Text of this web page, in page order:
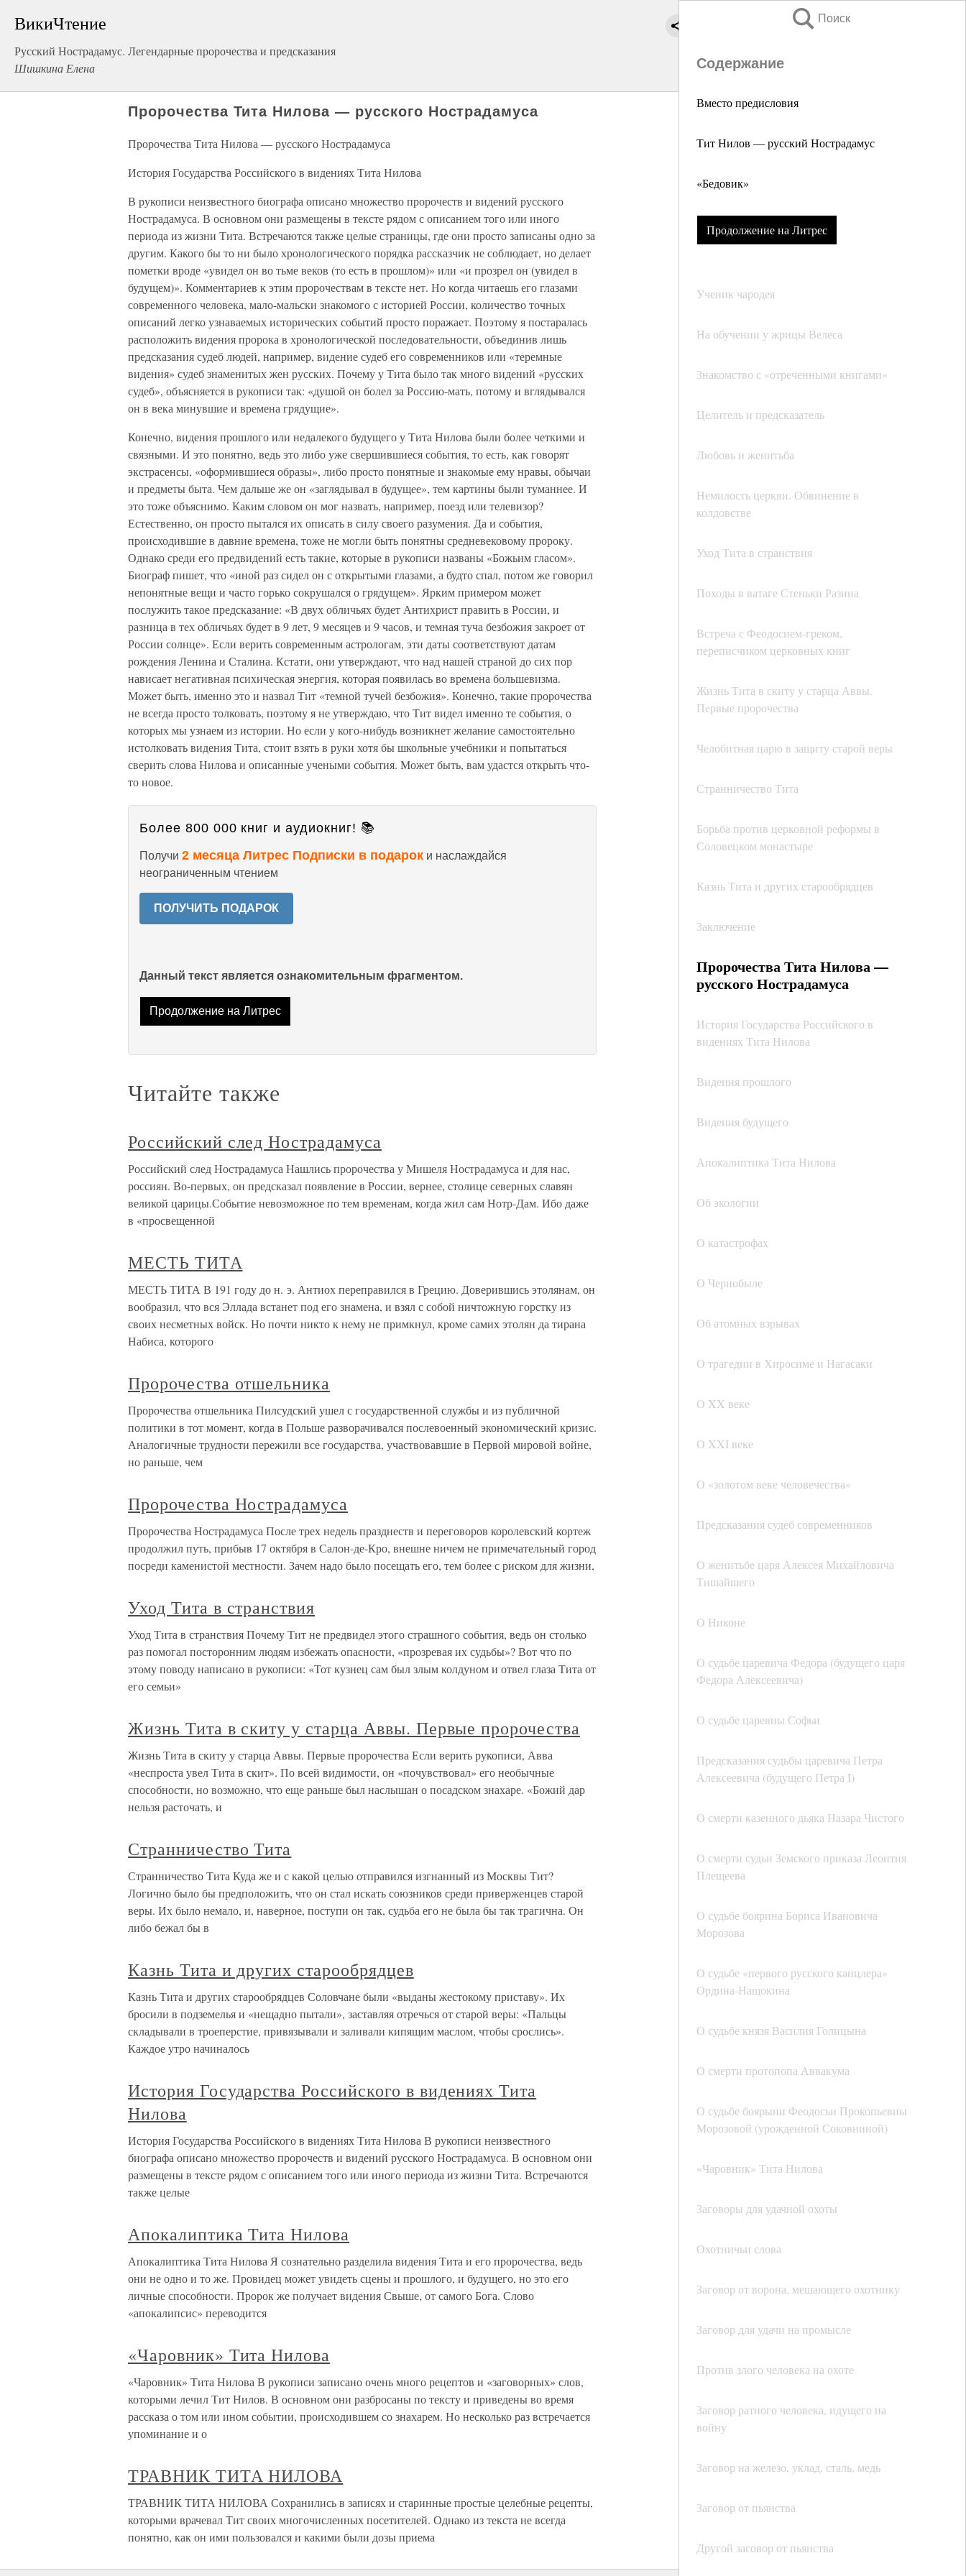
ВикиЧтение
Русский Нострадамус. Легендарные пророчества и предсказания
Шишкина Елена
Поиск
Содержание
Вместо предисловия
Тит Нилов — русский Нострадамус
«Бедовик»
Продолжение на Литрес
Ученик чародея
На обучении у жрицы Велеса
Знакомство с «отреченными книгами»
Целитель и предсказатель
Любовь и женитьба
Немилость церкви. Обвинение в
колдовстве
Уход Тита в странствия
Походы в ватаге Стеньки Разина
Встреча с Феодосием-греком,
переписчиком церковных книг
Жизнь Тита в скиту у старца Аввы.
Первые пророчества
Челобитная царю в защиту старой веры
Странничество Тита
Борьба против церковной реформы в
Соловецком монастыре
Казнь Тита и других старообрядцев
Заключение
Пророчества Тита Нилова —
русского Нострадамуса
История Государства Российского в
видениях Тита Нилова
Видения прошлого
Видения будущего
Апокалиптика Тита Нилова
Об экологии
О катастрофах
О Чернобыле
Об атомных взрывах
О трагедии в Хиросиме и Нагасаки
О XX веке
О XXI веке
О «золотом веке человечества»
Предсказания судеб современников
О женитьбе царя Алексея Михайловича
Тишайшего
О Никоне
О судьбе царевича Федора (будущего царя
Федора Алексеевича)
О судьбе царевны Софьи
Предсказания судьбы царевича Петра
Алексеевича (будущего Петра I)
О смерти казенного дьяка Назара Чистого
О смерти судьи Земского приказа Леонтия
Плещеева
О судьбе боярина Бориса Ивановича
Морозова
О судьбе «первого русского канцлера»
Ордина-Нащокина
О судьбе князя Василия Голицына
О смерти протопопа Аввакума
О судьбе боярыни Феодосьи Прокопьевны
Морозовой (урожденной Соковниной)
«Чаровник» Тита Нилова
Заговоры для удачной охоты
Охотничьи слова
Заговор от ворона, мешающего охотнику
Заговор для удачи на промысле
Против злого человека на охоте
Заговор ратного человека, идущего на
войну
Заговор на железо, уклад, сталь, медь
Заговор от пьянства
Другой заговор от пьянства
Пророчества Тита Нилова — русского Нострадамуса
Пророчества Тита Нилова — русского Нострадамуса
История Государства Российского в видениях Тита Нилова
В рукописи неизвестного биографа описано множество пророчеств и видений русского
Нострадамуса. В основном они размещены в тексте рядом с описанием того или иного
периода из жизни Тита. Встречаются также целые страницы, где они просто записаны одно за
другим. Какого бы то ни было хронологического порядка рассказчик не соблюдает, но делает
пометки вроде «увидел он во тьме веков (то есть в прошлом)» или «и прозрел он (увидел в
будущем)». Комментариев к этим пророчествам в тексте нет. Но когда читаешь его глазами
современного человека, мало-мальски знакомого с историей России, количество точных
описаний легко узнаваемых исторических событий просто поражает. Поэтому я постаралась
расположить видения пророка в хронологической последовательности, объединив лишь
предсказания судеб людей, например, видение судеб его современников или «теремные
видения» судеб знаменитых жен русских. Почему у Тита было так много видений «русских
судеб», объясняется в рукописи так: «душой он болел за Россию-мать, потому и вглядывался
он в века минувшие и времена грядущие».
Конечно, видения прошлого или недалекого будущего у Тита Нилова были более четкими и
связными. И это понятно, ведь это либо уже свершившиеся события, то есть, как говорят
экстрасенсы, «оформившиеся образы», либо просто понятные и знакомые ему нравы, обычаи
и предметы быта. Чем дальше же он «заглядывал в будущее», тем картины были туманнее. И
это тоже объяснимо. Каким словом он мог назвать, например, поезд или телевизор?
Естественно, он просто пытался их описать в силу своего разумения. Да и события,
происходившие в давние времена, тоже не могли быть понятны средневековому пророку.
Однако среди его предвидений есть такие, которые в рукописи названы «Божьим гласом».
Биограф пишет, что «иной раз сидел он с открытыми глазами, а будто спал, потом же говорил
непонятные вещи и часто горько сокрушался о грядущем». Ярким примером может
послужить такое предсказание: «В двух обличьях будет Антихрист править в России, и
разница в тех обличьях будет в 9 лет, 9 месяцев и 9 часов, и темная туча безбожия закроет от
России солнце». Если верить современным астрологам, эти даты соответствуют датам
рождения Ленина и Сталина. Кстати, они утверждают, что над нашей страной до сих пор
нависает негативная психическая энергия, которая появилась во времена большевизма.
Может быть, именно это и назвал Тит «темной тучей безбожия». Конечно, такие пророчества
не всегда просто толковать, поэтому я не утверждаю, что Тит видел именно те события, о
которых мы узнаем из истории. Но если у кого-нибудь возникнет желание самостоятельно
истолковать видения Тита, стоит взять в руки хотя бы школьные учебники и попытаться
сверить слова Нилова и описанные учеными события. Может быть, вам удастся открыть что-
то новое.
Более 800 000 книг и аудиокниг! 📚
Получи 2 месяца Литрес Подписки в подарок и наслаждайся
неограниченным чтением
ПОЛУЧИТЬ ПОДАРОК
Данный текст является ознакомительным фрагментом.
Продолжение на Литрес
Читайте также
Российский след Нострадамуса
Российский след Нострадамуса Нашлись пророчества у Мишеля Нострадамуса и для нас,
россиян. Во-первых, он предсказал появление в России, вернее, столице северных славян
великой царицы.Событие невозможное по тем временам, когда жил сам Нотр-Дам. Ибо даже
в «просвещенной
МЕСТЬ ТИТА
МЕСТЬ ТИТА В 191 году до н. э. Антиох переправился в Грецию. Доверившись этолянам, он
вообразил, что вся Эллада встанет под его знамена, и взял с собой ничтожную горстку из
своих несметных войск. Но почти никто к нему не примкнул, кроме самих этолян да тирана
Набиса, которого
Пророчества отшельника
Пророчества отшельника Пилсудский ушел с государственной службы и из публичной
политики в тот момент, когда в Польше разворачивался послевоенный экономический кризис.
Аналогичные трудности пережили все государства, участвовавшие в Первой мировой войне,
но раньше, чем
Пророчества Нострадамуса
Пророчества Нострадамуса После трех недель празднеств и переговоров королевский кортеж
продолжил путь, прибыв 17 октября в Салон-де-Кро, внешне ничем не примечательный город
посреди каменистой местности. Зачем надо было посещать его, тем более с риском для жизни,
Уход Тита в странствия
Уход Тита в странствия Почему Тит не предвидел этого страшного события, ведь он столько
раз помогал посторонним людям избежать опасности, «прозревая их судьбы»? Вот что по
этому поводу написано в рукописи: «Тот кузнец сам был злым колдуном и отвел глаза Тита от
его семьи»
Жизнь Тита в скиту у старца Аввы. Первые пророчества
Жизнь Тита в скиту у старца Аввы. Первые пророчества Если верить рукописи, Авва
«неспроста увел Тита в скит». По всей видимости, он «почувствовал» его необычные
способности, но возможно, что еще раньше был наслышан о посадском знахаре. «Божий дар
нельзя расточать, и
Странничество Тита
Странничество Тита Куда же и с какой целью отправился изгнанный из Москвы Тит?
Логично было бы предположить, что он стал искать союзников среди приверженцев старой
веры. Их было немало, и, наверное, поступи он так, судьба его не была бы так трагична. Он
либо бежал бы в
Казнь Тита и других старообрядцев
Казнь Тита и других старообрядцев Соловчане были «выданы жестокому приставу». Их
бросили в подземелья и «нещадно пытали», заставляя отречься от старой веры: «Пальцы
складывали в троеперстие, привязывали и заливали кипящим маслом, чтобы срослись».
Каждое утро начиналось
История Государства Российского в видениях Тита
Нилова
История Государства Российского в видениях Тита Нилова В рукописи неизвестного
биографа описано множество пророчеств и видений русского Нострадамуса. В основном они
размещены в тексте рядом с описанием того или иного периода из жизни Тита. Встречаются
также целые
Апокалиптика Тита Нилова
Апокалиптика Тита Нилова Я сознательно разделила видения Тита и его пророчества, ведь
они не одно и то же. Провидец может увидеть сцены и прошлого, и будущего, но это его
личные способности. Пророк же получает видения Свыше, от самого Бога. Слово
«апокалипсис» переводится
«Чаровник» Тита Нилова
«Чаровник» Тита Нилова В рукописи записано очень много рецептов и «заговорных» слов,
которыми лечил Тит Нилов. В основном они разбросаны по тексту и приведены во время
рассказа о том или ином событии, происходившем со знахарем. Но несколько раз встречается
упоминание и о
ТРАВНИК ТИТА НИЛОВА
ТРАВНИК ТИТА НИЛОВА Сохранились в записях и старинные простые целебные рецепты,
которыми врачевал Тит своих многочисленных посетителей. Однако из текста не всегда
понятно, как он ими пользовался и какими были дозы приема